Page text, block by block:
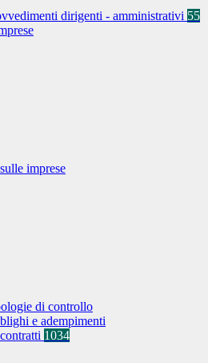
dirigenti - amministrativi 55
imprese
di controllo
e adempimenti
1034